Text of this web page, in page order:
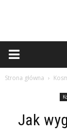
Strona główna
Jak